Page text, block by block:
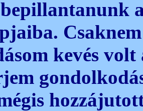
kevés